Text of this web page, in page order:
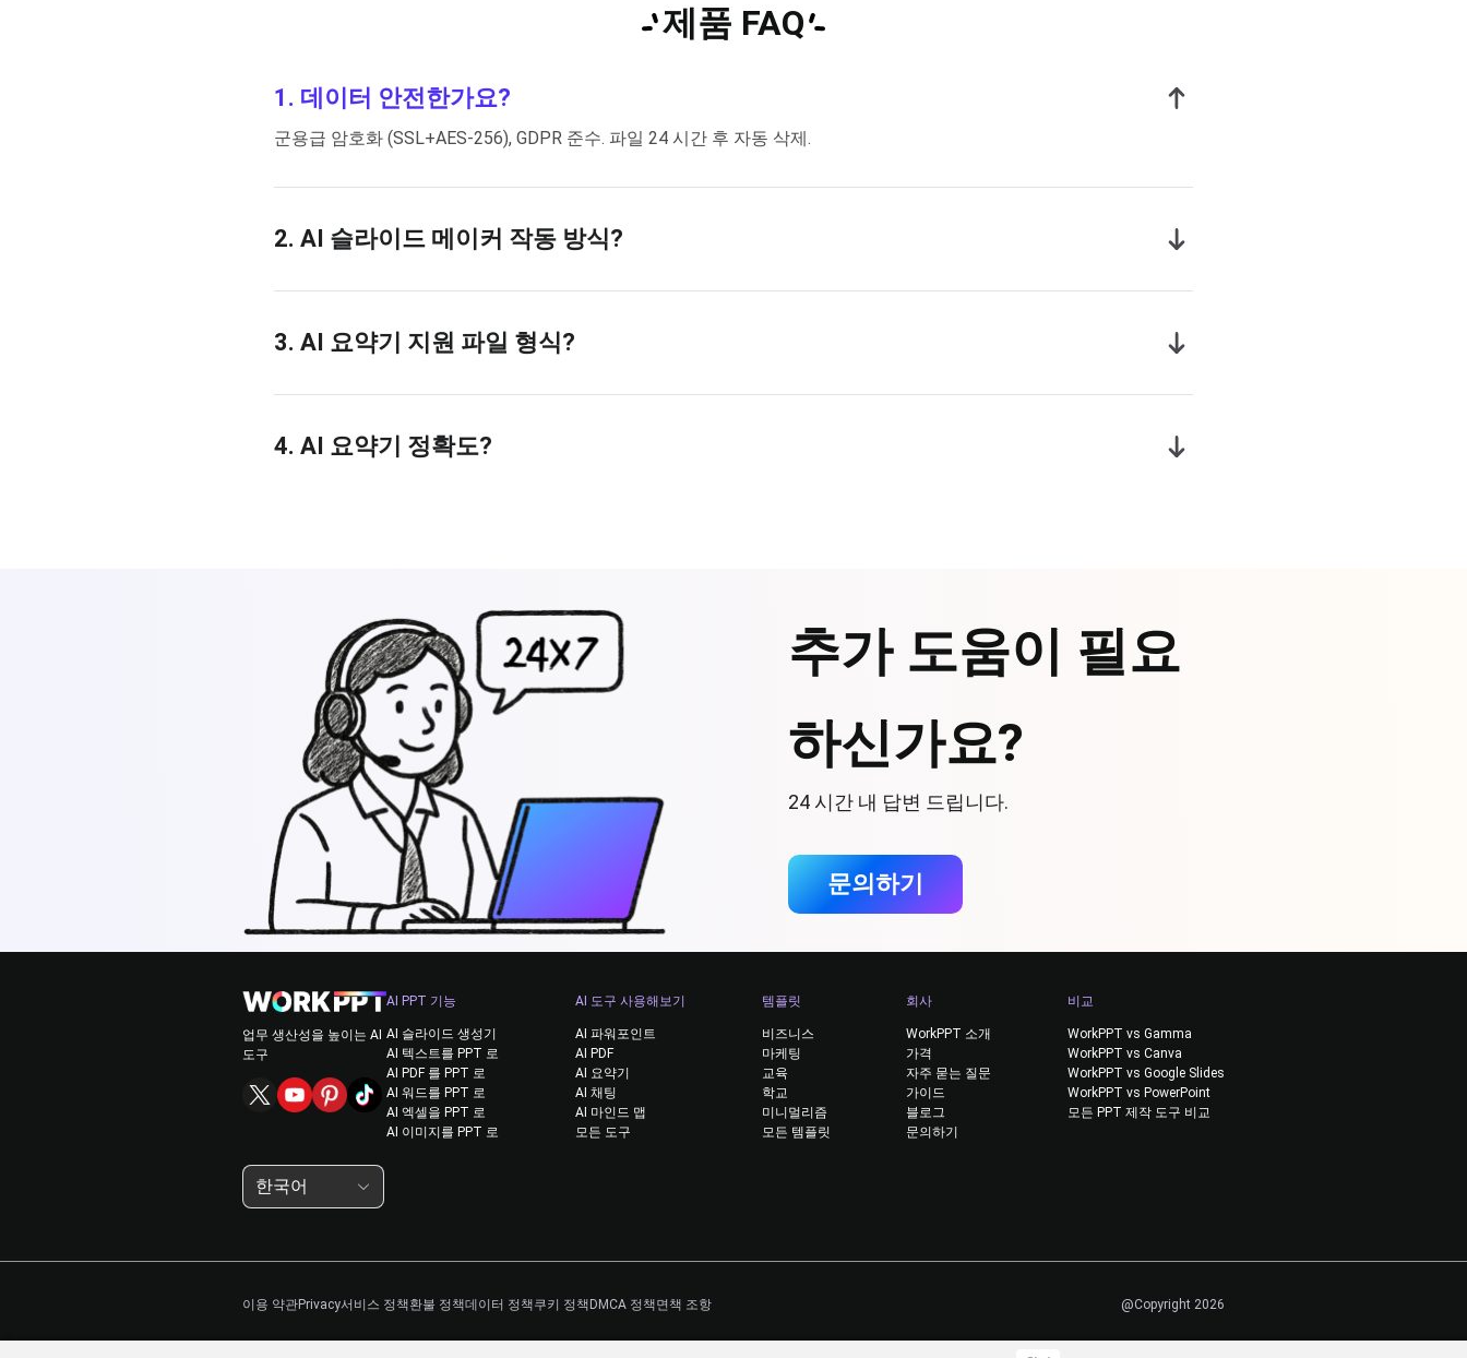
제품 FAQ
1. 데이터 안전한가요?
군용급 암호화 (SSL+AES-256), GDPR 준수. 파일 24 시간 후 자동 삭제.
2. AI 슬라이드 메이커 작동 방식?
3. AI 요약기 지원 파일 형식?
4. AI 요약기 정확도?
추가 도움이 필요
하신가요?
24 시간 내 답변 드립니다.
문의하기
업무 생산성을 높이는 AI
도구
한국어
AI PPT 기능
AI 슬라이드 생성기
AI 텍스트를 PPT 로
AI PDF 를 PPT 로
AI 워드를 PPT 로
AI 엑셀을 PPT 로
AI 이미지를 PPT 로
AI 도구 사용해보기
AI 파워포인트
AI PDF
AI 요약기
AI 채팅
AI 마인드 맵
모든 도구
템플릿
비즈니스
마케팅
교육
학교
미니멀리즘
모든 템플릿
회사
WorkPPT 소개
가격
자주 묻는 질문
가이드
블로그
문의하기
비교
WorkPPT vs Gamma
WorkPPT vs Canva
WorkPPT vs Google Slides
WorkPPT vs PowerPoint
모든 PPT 제작 도구 비교
이용 약관Privacy서비스 정책환불 정책데이터 정책쿠키 정책 DMCA 정책면책 조항 @Copyright 2026